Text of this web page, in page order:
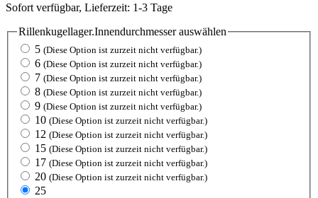
Sofort verfügbar, Lieferzeit: 1-3 Tage
Rillenkugellager.Innendurchmesserauswählen
5 (Diese Option ist zurzeit nicht verfügbar.)
6 (Diese Option ist zurzeit nicht verfügbar.)
7 (Diese Option ist zurzeit nicht verfügbar.)
8 (Diese Option ist zurzeit nicht verfügbar.)
9 (Diese Option ist zurzeit nicht verfügbar.)
10 (Diese Option ist zurzeit nicht verfügbar.)
12 (Diese Option ist zurzeit nicht verfügbar.)
15 (Diese Option ist zurzeit nicht verfügbar.)
17 (Diese Option ist zurzeit nicht verfügbar.)
20 (Diese Option ist zurzeit nicht verfügbar.)
25